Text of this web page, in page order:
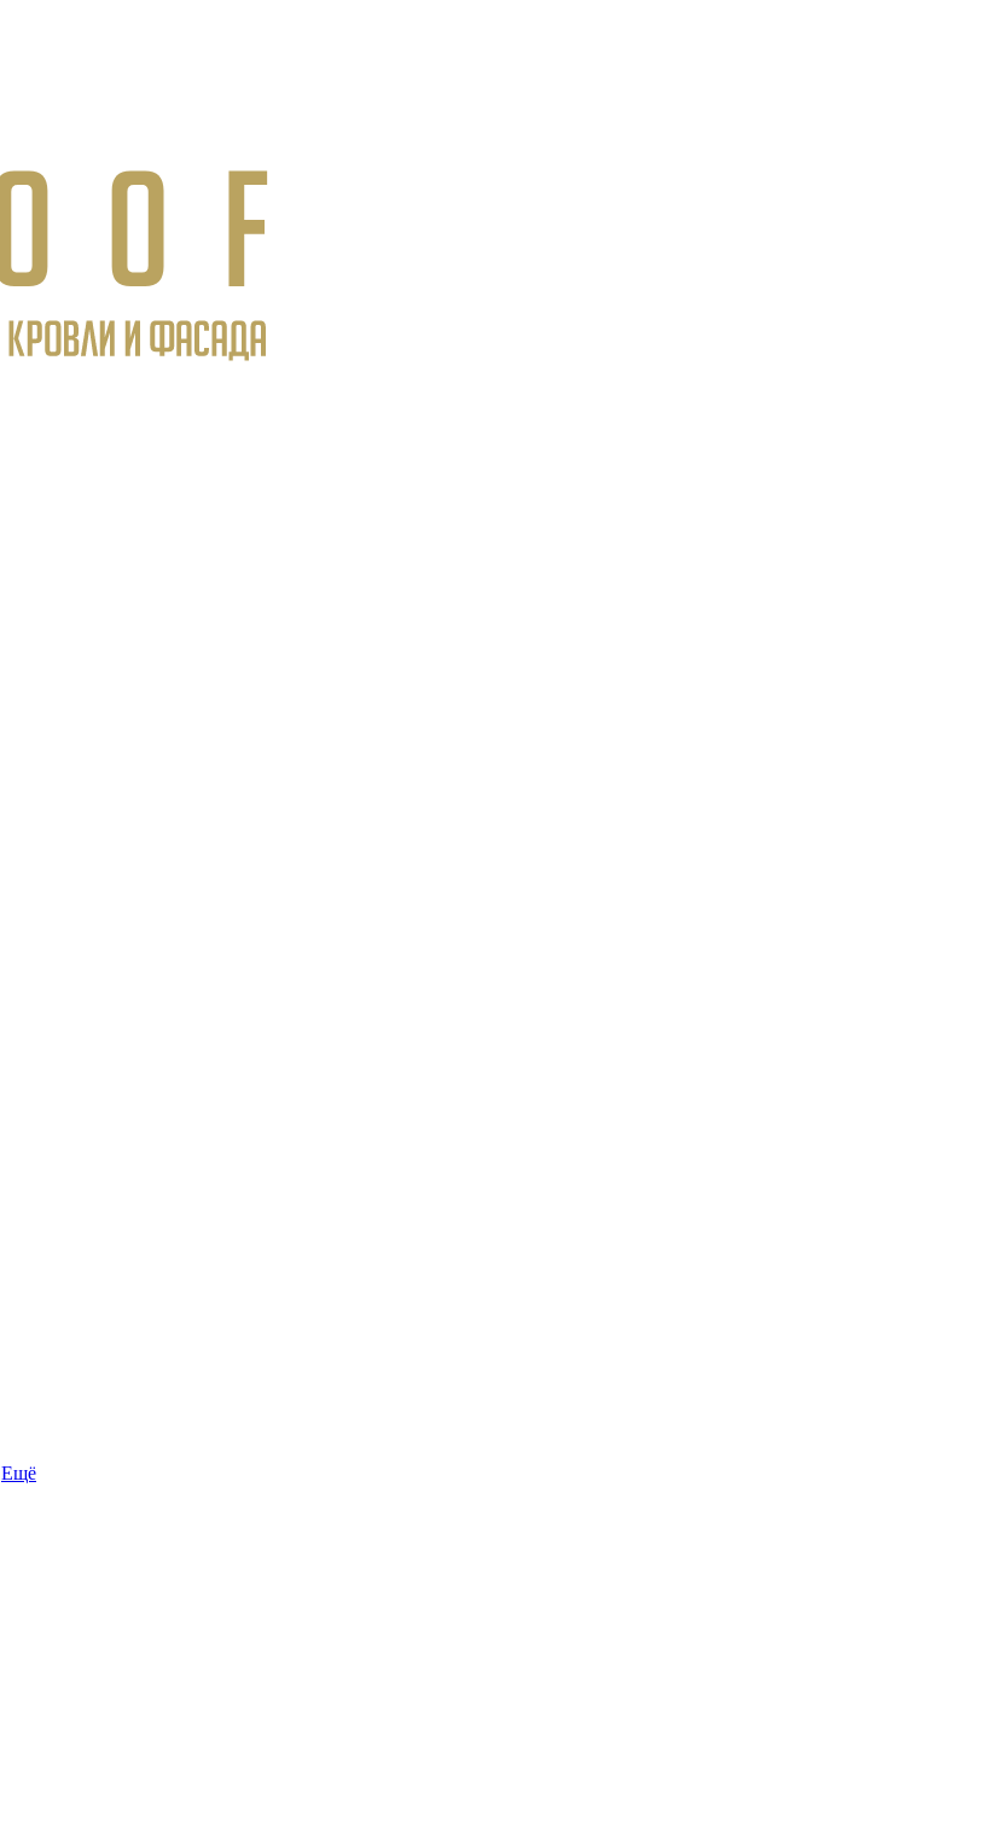
Ещё